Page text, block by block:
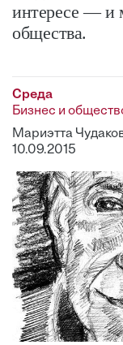
интересе — и
общества.
Среда
Бизнес и
Мариэтта
10.09.2015